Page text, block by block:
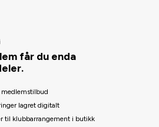
får du enda
medlemstilbud
lagret digitalt
til klubbarrangement i butikk